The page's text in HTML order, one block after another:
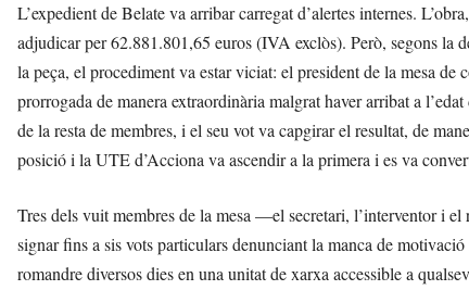
L’expedient de Belate va arribar carregat d’alertes internes.
adjudicar per 62.881.801,65 euros (IVA exclòs). Però, segons
la peça, el procediment va estar viciat: el president de la mesa
prorrogada de manera extraordinària malgrat haver arribat a
de la resta de membres, i el seu vot va capgirar el resultat, de
posició i la UTE d’Acciona va ascendir a la primera i es va
Tres dels vuit membres de la mesa —el secretari, l’interventor i
signar fins a sis vots particulars denunciant la manca de
romandre diversos dies en una unitat de xarxa accessible a